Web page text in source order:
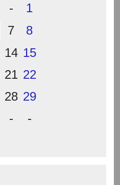
-
1
7
8
14 15
21 22
28 29
- -